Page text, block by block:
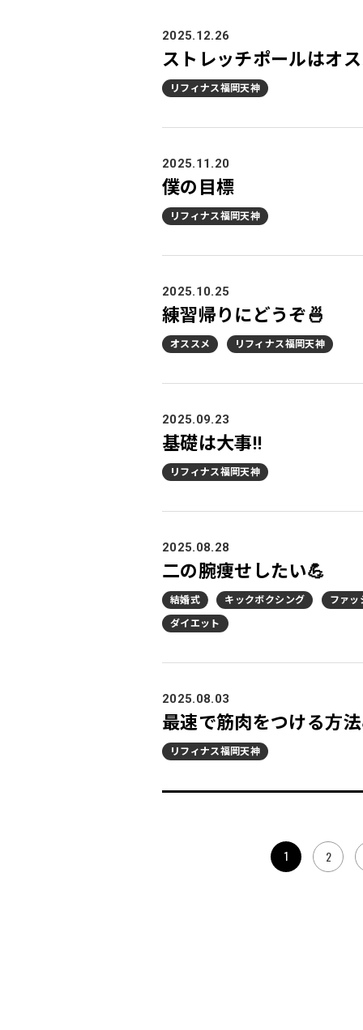
2025.12.26
ストレッチポールはオ
リフィナス福岡天神
2025.11.20
僕の目標
リフィナス福岡天神
2025.10.25
練習帰りにどうぞ🍜
オススメ リフィナス福岡天神
2025.09.23
基礎は大事‼️
リフィナス福岡天神
2025.08.28
二の腕痩せしたい💪
結婚式 キックボクシング ファッ
ダイエット
2025.08.03
最速で筋肉をつける方
リフィナス福岡天神
1 2